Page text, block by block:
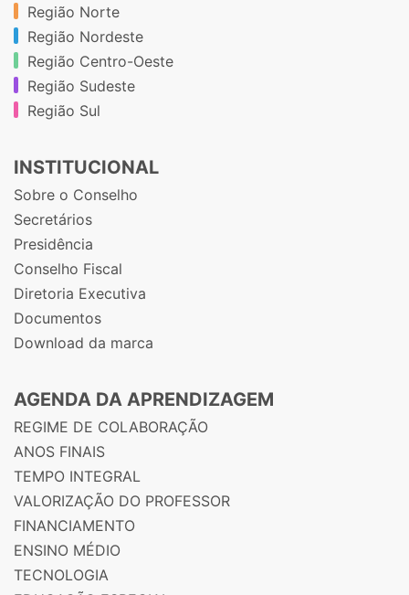
Região Norte
Região Nordeste
Região Centro-Oeste
Região Sudeste
Região Sul
INSTITUCIONAL
Sobre o Conselho
Secretários
Presidência
Conselho Fiscal
Diretoria Executiva
Documentos
Download da marca
AGENDA DA APRENDIZAGEM
REGIME DE COLABORAÇÃO
ANOS FINAIS
TEMPO INTEGRAL
VALORIZAÇÃO DO PROFESSOR
FINANCIAMENTO
ENSINO MÉDIO
TECNOLOGIA